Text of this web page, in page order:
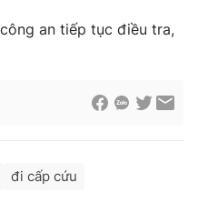
an tiếp tục điều tra,
đi cấp cứu